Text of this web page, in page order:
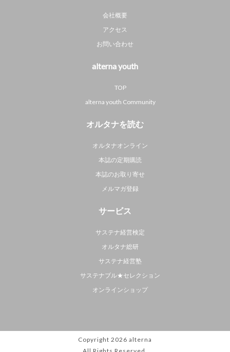
会社概要
アクセス
お問い合わせ
alterna youth
TOP
alterna youth Community
オルタナを読む
オルタナオンライン
本誌の定期購読
本誌のお取り寄せ
メルマガ登録
サービス
サステナ経営検定
オルタナ総研
サステナ経営塾
サステナブル★セレクション
オンラインショップ
Copyright 2026 alterna